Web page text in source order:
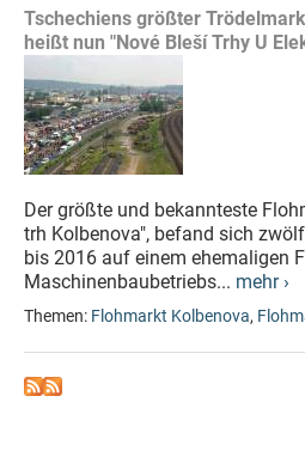
Tschechiens größter
heißt nun "Nové Bleší Trhy U
Der größte und bekannteste
trh Kolbenova", befand sich
bis 2016 auf einem ehemaligen
Maschinenbaubetriebs... mehr ›
Themen: Flohmarkt Kolbenova,